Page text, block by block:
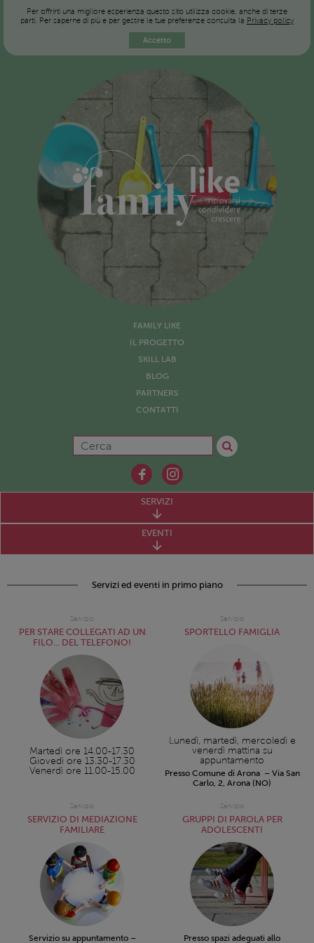
Per offrirti una migliore esperienza questo sito utilizza cookie, anche di terze
parti. Per saperne di più e per gestire le tue preferenze consulta la Privacy policy
Accetto
FAMILY LIKE
IL PROGETTO
SKILL LAB
BLOG
PARTNERS
CONTATTI
SERVIZI
EVENTI
Servizi ed eventi in primo piano
Servizio
PER STARE COLLEGATI AD UN
FILO... DEL TELEFONO!
Martedì ore 14.00-17.30
Giovedì ore 13.30-17.30
Venerdì ore 11.00-15.00
Servizio
SPORTELLO FAMIGLIA
Lunedì, martedì, mercoledì e
venerdì mattina su
appuntamento
Presso Comune di Arona – Via San
Carlo, 2, Arona (NO)
Servizio
SERVIZIO DI MEDIAZIONE
FAMILIARE
Servizio su appuntamento –
Servizio
GRUPPI DI PAROLA PER
ADOLESCENTI
Presso spazi adeguati allo